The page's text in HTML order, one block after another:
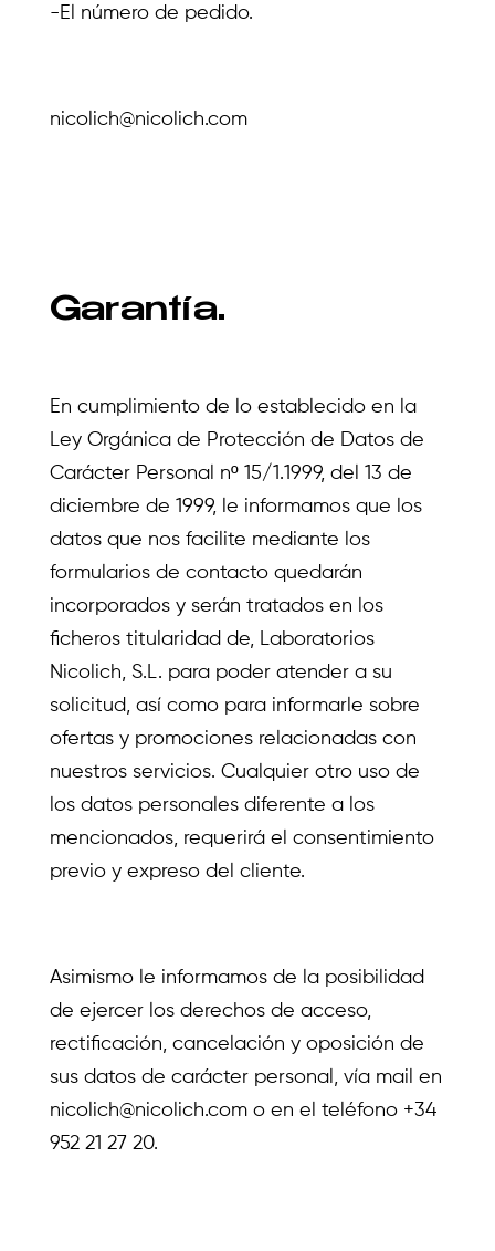
-El número de pedido.
nicolich@nicolich.com
Garantía.
En cumplimiento de lo establecido en la
Ley Orgánica de Protección de Datos de
Carácter Personal nº 15/1.1999, del 13 de
diciembre de 1999, le informamos que los
datos que nos facilite mediante los
formularios de contacto quedarán
incorporados y serán tratados en los
ficheros titularidad de, Laboratorios
Nicolich, S.L. para poder atender a su
solicitud, así como para informarle sobre
ofertas y promociones relacionadas con
nuestros servicios. Cualquier otro uso de
los datos personales diferente a los
mencionados, requerirá el consentimiento
previo y expreso del cliente.
Asimismo le informamos de la posibilidad
de ejercer los derechos de acceso,
rectificación, cancelación y oposición de
sus datos de carácter personal, vía mail en
nicolich@nicolich.como en el teléfono +34
952 21 27 20.